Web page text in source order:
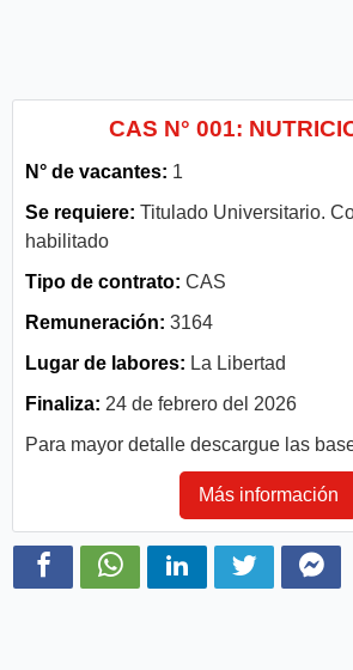
CAS N° 001:
N° de vacantes: 1
Se requiere: Titulado Universitario.
habilitado
Tipo de contrato: CAS
Remuneración: 3164
Lugar de labores: La Libertad
Finaliza: 24 de febrero del 2026
Para mayor detalle descargue las
Más información